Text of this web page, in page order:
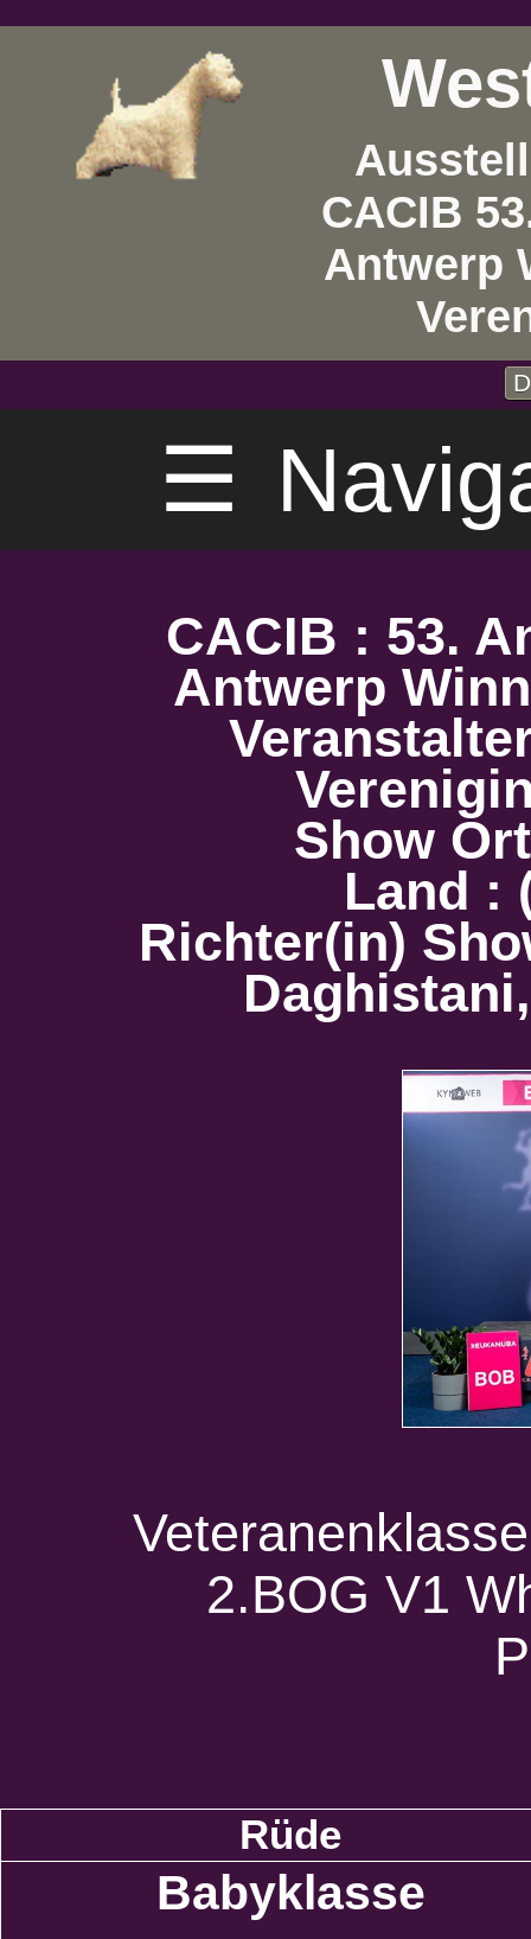
CACIB
Antwerp
☰
CACIB : 53.
Antwerp
Show
Land :
Richter(in)
2.BOG V1
Rüde
Babyklasse